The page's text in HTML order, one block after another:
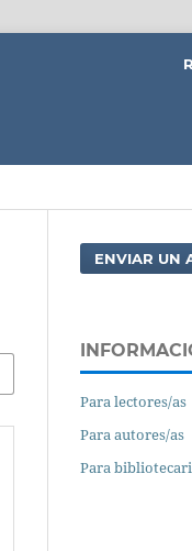
ENVIAR UN
Para lectores/as
Para autores/as
Para